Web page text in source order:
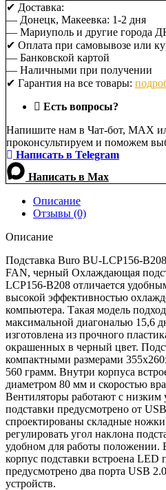
✔ Доставка:
— Донецк, Макеевка: 1-2 дня
— Мариуполь и другие города
✔ Оплата при самовывозе или
— Банковской картой
— Наличными при получении
✔ Гарантия на все товары:
Есть вопросы?
Напишите нам в Чат-бот, MAX
проконсультируем и поможем
Написать в Telegram
Написать в Max
Описание
Отзывы (0)
Описание
Подставка Buro BU-LCP156-
FAN, черный Охлаждающая
LCP156-B208 отличается
высокой эффективностью
компьютера. Такая модель
максимальной диагональю 15,6
изготовлена из прочного
окрашенных в черный цвет.
компактными размерами
560 грамм. Внутри корпуса
диаметром 80 мм и скоростью
Вентиляторы работают с
подставки предусмотрено от
спроектированы складные
регулировать угол наклона
удобном для работы положении.
корпус подставки встроена LED
предусмотрено два порта USB
устройств.